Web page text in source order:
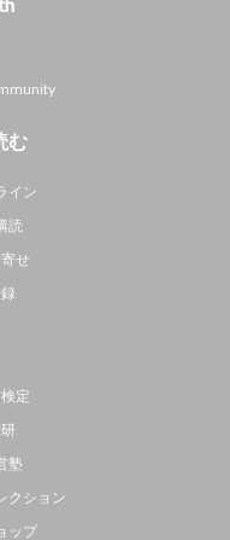
む
イン
読
せ
定
塾
クション
ップ